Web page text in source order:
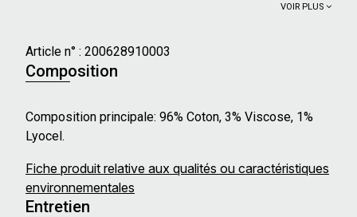
VOIR PLUS
Article n° : 200628910003
Composition
Composition principale: 96% Coton, 3% Viscose, 1%
Lyocel.
Fiche produit relative aux qualités ou caractéristiques
environnementales
Entretien